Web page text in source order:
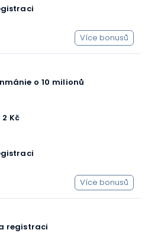
Více bonusů
o 10 milionů
Kč
Více bonusů
registraci